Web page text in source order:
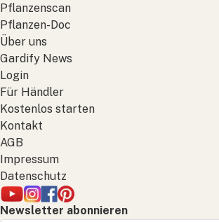
Pflanzenscan
Pflanzen-Doc
Über uns
Gardify News
Login
Für Händler
Kostenlos starten
Kontakt
AGB
Impressum
Datenschutz
Newsletter abonnieren